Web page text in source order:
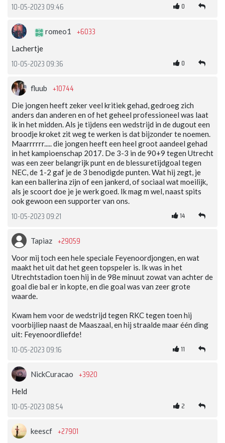
10-05-2023 09:46 0
romeo1 +6033
Lachertje
10-05-2023 09:36 0
fluub +10744
Die jongen heeft zeker veel kritiek gehad, gedroeg zich
anders dan anderen en of het geheel professioneel was laat
ik in het midden. Als je tijdens een wedstrijd in de dugout een
broodje kroket zit weg te werken is dat bijzonder te noemen.
Maarrrrrr..... die jongen heeft een heel groot aandeel gehad
in het kampioenschap 2017. De 3-3 in de 90+9 tegen Utrecht
was een zeer belangrijk punt en de blessuretijdgoal tegen
NEC, de 1-2 gaf je de 3 benodigde punten. Wat hij zegt, je
kan een ballerina zijn of een jankerd, of sociaal wat moeilijk,
als je scoort doe je je werk goed. Ik mag m wel, naast spits
ook gewoon een supporter van ons.
10-05-2023 09:21 14
Tapiaz +29059
Voor mij toch een hele speciale Feyenoordjongen, en wat
maakt het uit dat het geen topspeler is. Ik was in het
Utrechtstadion toen hij in de 98e minuut zowat van achter de
goal die bal er in kopte, en die goal was van zeer grote
waarde.
Kwam hem voor de wedstrijd tegen RKC tegen toen hij
voorbijliep naast de Maaszaal, en hij straalde maar één ding
uit: Feyenoordliefde!
10-05-2023 09:16 11
NickCuracao +3920
Held
10-05-2023 08:54 2
keescf +27901